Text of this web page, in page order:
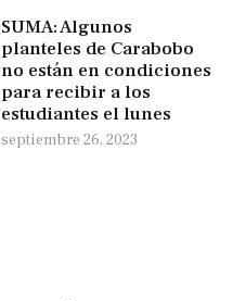
SUMA: Algunos
planteles de Carabobo
no están en condiciones
para recibir a los
estudiantes el lunes
septiembre 26, 2023